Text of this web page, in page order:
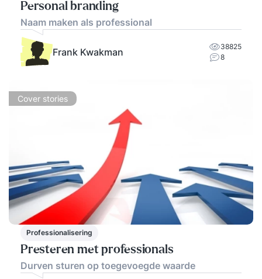
Personal branding
Naam maken als professional
Frank Kwakman
38825
8
Cover stories
Professionalisering
Presteren met professionals
Durven sturen op toegevoegde waarde